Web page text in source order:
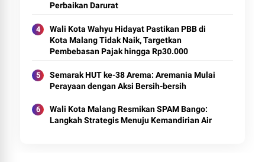
Perbaikan Darurat
Wali Kota Wahyu Hidayat Pastikan PBB di
Kota Malang Tidak Naik, Targetkan
Pembebasan Pajak hingga Rp30.000
Semarak HUT ke-38 Arema: Aremania Mulai
Perayaan dengan Aksi Bersih-bersih
Wali Kota Malang Resmikan SPAM Bango:
Langkah Strategis Menuju Kemandirian Air